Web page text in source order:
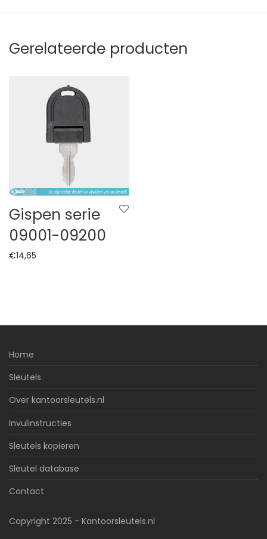
Gerelateerde producten
Gispen serie
09001-09200
€14,65
Home
Sleutels
Over kantoorsleutels.nl
Invulinstructies
Sleutels kopieren
Sleutel database
Contact
Copyright 2025 - Kantoorsleutels.nl